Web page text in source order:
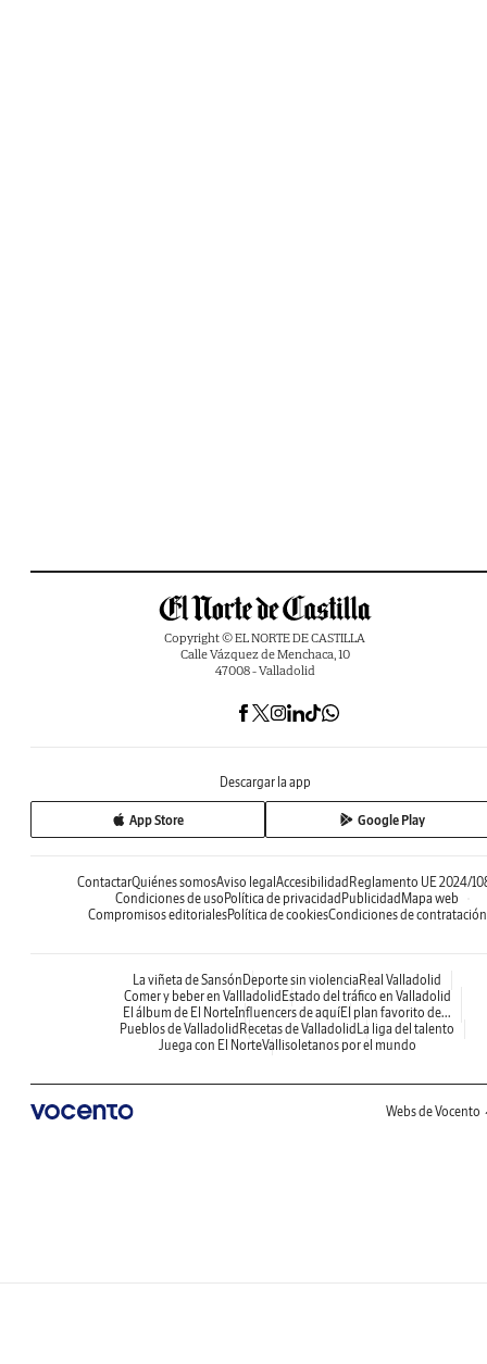
Copyright © EL NORTE DE CASTILLA
Calle Vázquez de Menchaca, 10
47008 - Valladolid
Descargar la app
App Store Google Play
ContactarQuiénes somosAviso legal Accesibilidad Reglamento UE 2024/
Condiciones de uso Política de privacidad Publicidad Mapa web
Compromisos editorialesPolítica de cookiesCondiciones de contratación
La viñeta de Sansón Deporte sin violencia Real Valladolid
Comer y beber en Vallladolid Estado del tráfico en Valladolid
El álbum de El NorteInfluencers de aquíEl plan favorito de...
Pueblos de Valladolid Recetas de Valladolid La liga del talento
Juega con El NorteVallisoletanos por el mundo
Webs de Vocento